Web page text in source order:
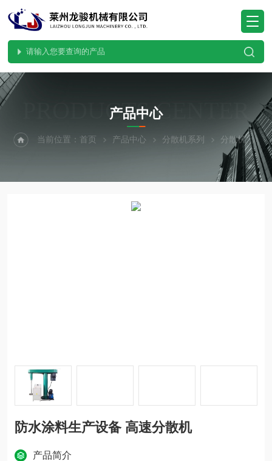
PRODUCTS CENTER
产品中心
当前位置：首页 产品中心 分散机系列 分散机 防
防水涂料生产设备 高速分散机
产品简介